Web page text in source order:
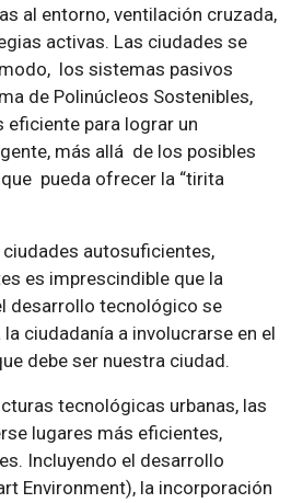
al entorno, ventilación cruzada,
activas. Las ciudades se
los sistemas pasivos
de Polinúcleos Sostenibles,
eficiente para lograr un
más allá de los posibles
pueda ofrecer la “tirita
autosuficientes,
es imprescindible que la
desarrollo tecnológico se
ciudadanía a involucrarse en el
debe ser nuestra ciudad.
tecnológicas urbanas, las
lugares más eficientes,
Incluyendo el desarrollo
Environment), la incorporación